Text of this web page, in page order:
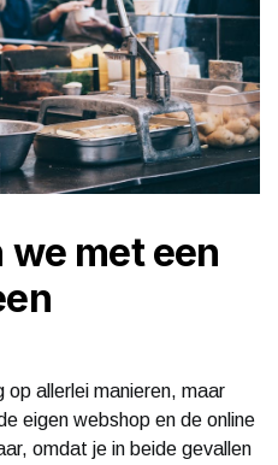
met een
op allerlei manieren, maar
eigen webshop en de online
omdat je in beide gevallen